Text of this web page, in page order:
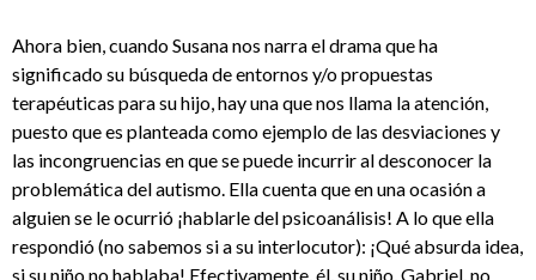
Ahora bien, cuando Susana nos narra el drama que ha
significado su búsqueda de entornos y/o propuestas
terapéuticas para su hijo, hay una que nos llama la atención,
puesto que es planteada como ejemplo de las desviaciones y
las incongruencias en que se puede incurrir al desconocer la
problemática del autismo. Ella cuenta que en una ocasión a
alguien se le ocurrió ¡hablarle del psicoanálisis! A lo que ella
respondió (no sabemos si a su interlocutor): ¡Qué absurda idea,
si su niño no hablaba! Efectivamente, él, su niño, Gabriel, no